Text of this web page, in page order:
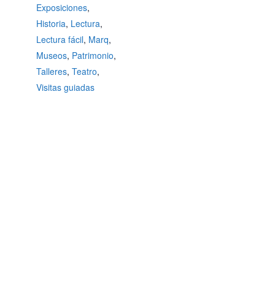
Exposiciones,
Historia, Lectura,
Lectura fácil, Marq,
Museos, Patrimonio,
Talleres, Teatro,
Visitas guiadas